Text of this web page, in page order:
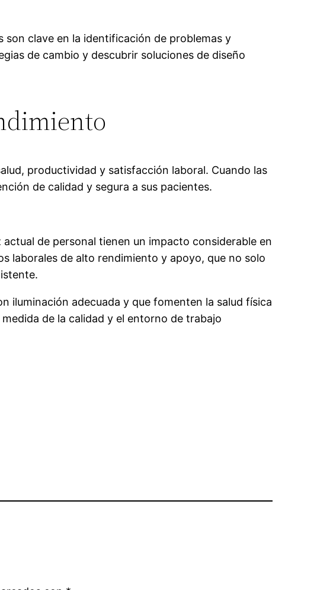
son clave en la identificación de problemas y
de cambio y descubrir soluciones de diseño
productividad y satisfacción laboral. Cuando las
de calidad y segura a sus pacientes.
de personal tienen un impacto considerable en
laborales de alto rendimiento y apoyo, que no solo
iluminación adecuada y que fomenten la salud física
de la calidad y el entorno de trabajo